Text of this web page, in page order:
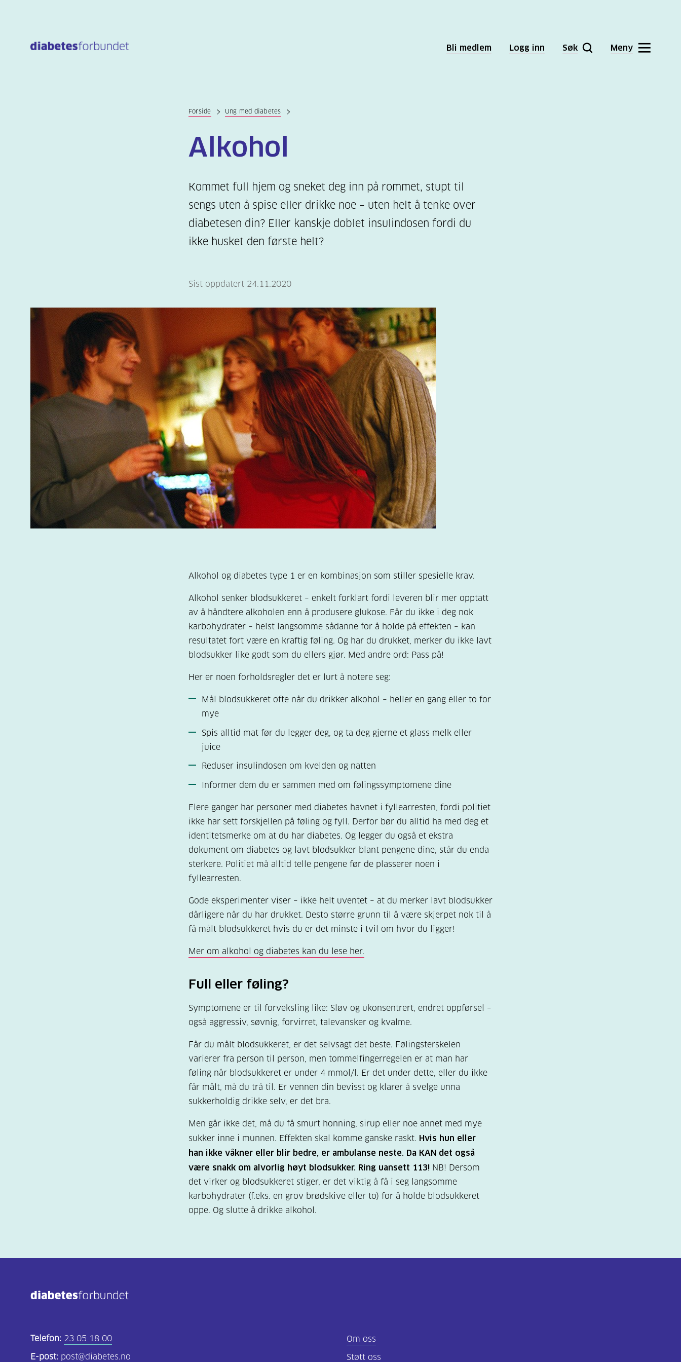
Bli medlem Logg inn Søk Meny
Forside Ung med diabetes
Alkohol
Kommet full hjem og sneket deg inn på rommet, stupt til
sengs uten å spise eller drikke noe – uten helt å tenke over
diabetesen din? Eller kanskje doblet insulindosen fordi du
ikke husket den første helt?
Sist oppdatert 24.11.2020
Alkohol og diabetes type 1 er en kombinasjon som stiller spesielle krav.
Alkohol senker blodsukkeret – enkelt forklart fordi leveren blir mer opptatt
av å håndtere alkoholen enn å produsere glukose. Får du ikke i deg nok
karbohydrater – helst langsomme sådanne for å holde på effekten – kan
resultatet fort være en kraftig føling. Og har du drukket, merker du ikke lavt
blodsukker like godt som du ellers gjør. Med andre ord: Pass på!
Her er noen forholdsregler det er lurt å notere seg:
Mål blodsukkeret ofte når du drikker alkohol – heller en gang eller to for
mye
Spis alltid mat før du legger deg, og ta deg gjerne et glass melk eller
juice
Reduser insulindosen om kvelden og natten
Informer dem du er sammen med om følingssymptomene dine
Flere ganger har personer med diabetes havnet i fyllearresten, fordi politiet
ikke har sett forskjellen på føling og fyll. Derfor bør du alltid ha med deg et
identitetsmerke om at du har diabetes. Og legger du også et ekstra
dokument om diabetes og lavt blodsukker blant pengene dine, står du enda
sterkere. Politiet må alltid telle pengene før de plasserer noen i
fyllearresten.
Gode eksperimenter viser – ikke helt uventet – at du merker lavt blodsukker
dårligere når du har drukket. Desto større grunn til å være skjerpet nok til å
få målt blodsukkeret hvis du er det minste i tvil om hvor du ligger!
Mer om alkohol og diabetes kan du lese her.
Full eller føling?
Symptomene er til forveksling like: Sløv og ukonsentrert, endret oppførsel –
også aggressiv, søvnig, forvirret, talevansker og kvalme.
Får du målt blodsukkeret, er det selvsagt det beste. Følingsterskelen
varierer fra person til person, men tommelfingerregelen er at man har
føling når blodsukkeret er under 4 mmol/l. Er det under dette, eller du ikke
får målt, må du trå til. Er vennen din bevisst og klarer å svelge unna
sukkerholdig drikke selv, er det bra.
Men går ikke det, må du få smurt honning, sirup eller noe annet med mye
sukker inne i munnen. Effekten skal komme ganske raskt. Hvis hun eller
han ikke våkner eller blir bedre, er ambulanse neste. Da KAN det også
være snakk om alvorlig høyt blodsukker. Ring uansett 113! NB! Dersom
det virker og blodsukkeret stiger, er det viktig å få i seg langsomme
karbohydrater (f.eks. en grov brødskive eller to) for å holde blodsukkeret
oppe. Og slutte å drikke alkohol.
Telefon: 23 05 18 00
E-post: post@diabetes.no
Om oss
Støtt oss